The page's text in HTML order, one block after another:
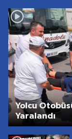
Yolcu
Yaralandı